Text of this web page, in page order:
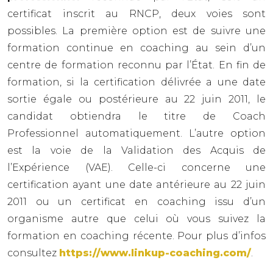
certificat inscrit au RNCP, deux voies sont
possibles. La première option est de suivre une
formation continue en coaching au sein d’un
centre de formation reconnu par l’État. En fin de
formation, si la certification délivrée a une date
sortie égale ou postérieure au 22 juin 2011, le
candidat obtiendra le titre de Coach
Professionnel automatiquement. L’autre option
est la voie de la Validation des Acquis de
l’Expérience (VAE). Celle-ci concerne une
certification ayant une date antérieure au 22 juin
2011 ou un certificat en coaching issu d’un
organisme autre que celui où vous suivez la
formation en coaching récente. Pour plus d’infos
consultez https://www.linkup-coaching.com/.